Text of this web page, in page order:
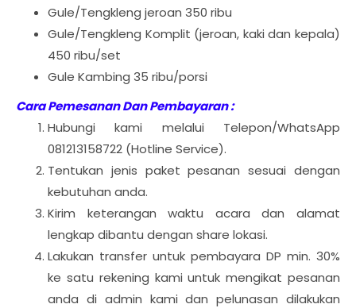
Gule/Tengkleng jeroan 350 ribu
Gule/Tengkleng Komplit (jeroan, kaki dan kepala)
450 ribu/set
Gule Kambing 35 ribu/porsi
Cara Pemesanan Dan Pembayaran :
Hubungi kami melalui Telepon/WhatsApp
081213158722 (Hotline Service).
Tentukan jenis paket pesanan sesuai dengan
kebutuhan anda.
Kirim keterangan waktu acara dan alamat
lengkap dibantu dengan share lokasi.
Lakukan transfer untuk pembayara DP min. 30%
ke satu rekening kami untuk mengikat pesanan
anda di admin kami dan pelunasan dilakukan